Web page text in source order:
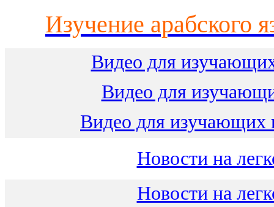
Изучение арабского
Видео для
Видео для
Видео для изучающих
Новости на
Новости на